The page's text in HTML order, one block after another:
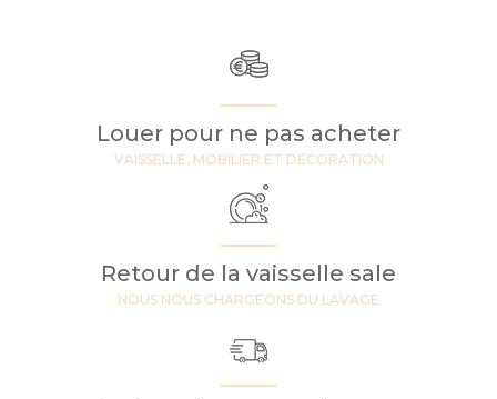
Louer pour ne pas acheter
VAISSELLE, MOBILIER ET DECORATION
Retour de la vaisselle sale
NOUS NOUS CHARGEONS DU LAVAGE